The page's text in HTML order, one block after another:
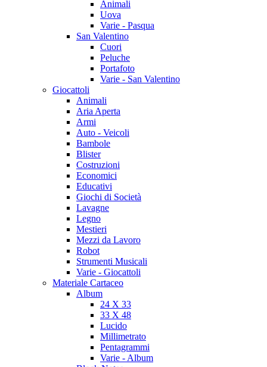
Animali
Uova
Varie - Pasqua
San Valentino
Cuori
Peluche
Portafoto
Varie - San Valentino
Giocattoli
Animali
Aria Aperta
Armi
Auto - Veicoli
Bambole
Blister
Costruzioni
Economici
Educativi
Giochi di Società
Lavagne
Legno
Mestieri
Mezzi da Lavoro
Robot
Strumenti Musicali
Varie - Giocattoli
Materiale Cartaceo
Album
24 X 33
33 X 48
Lucido
Millimetrato
Pentagrammi
Varie - Album